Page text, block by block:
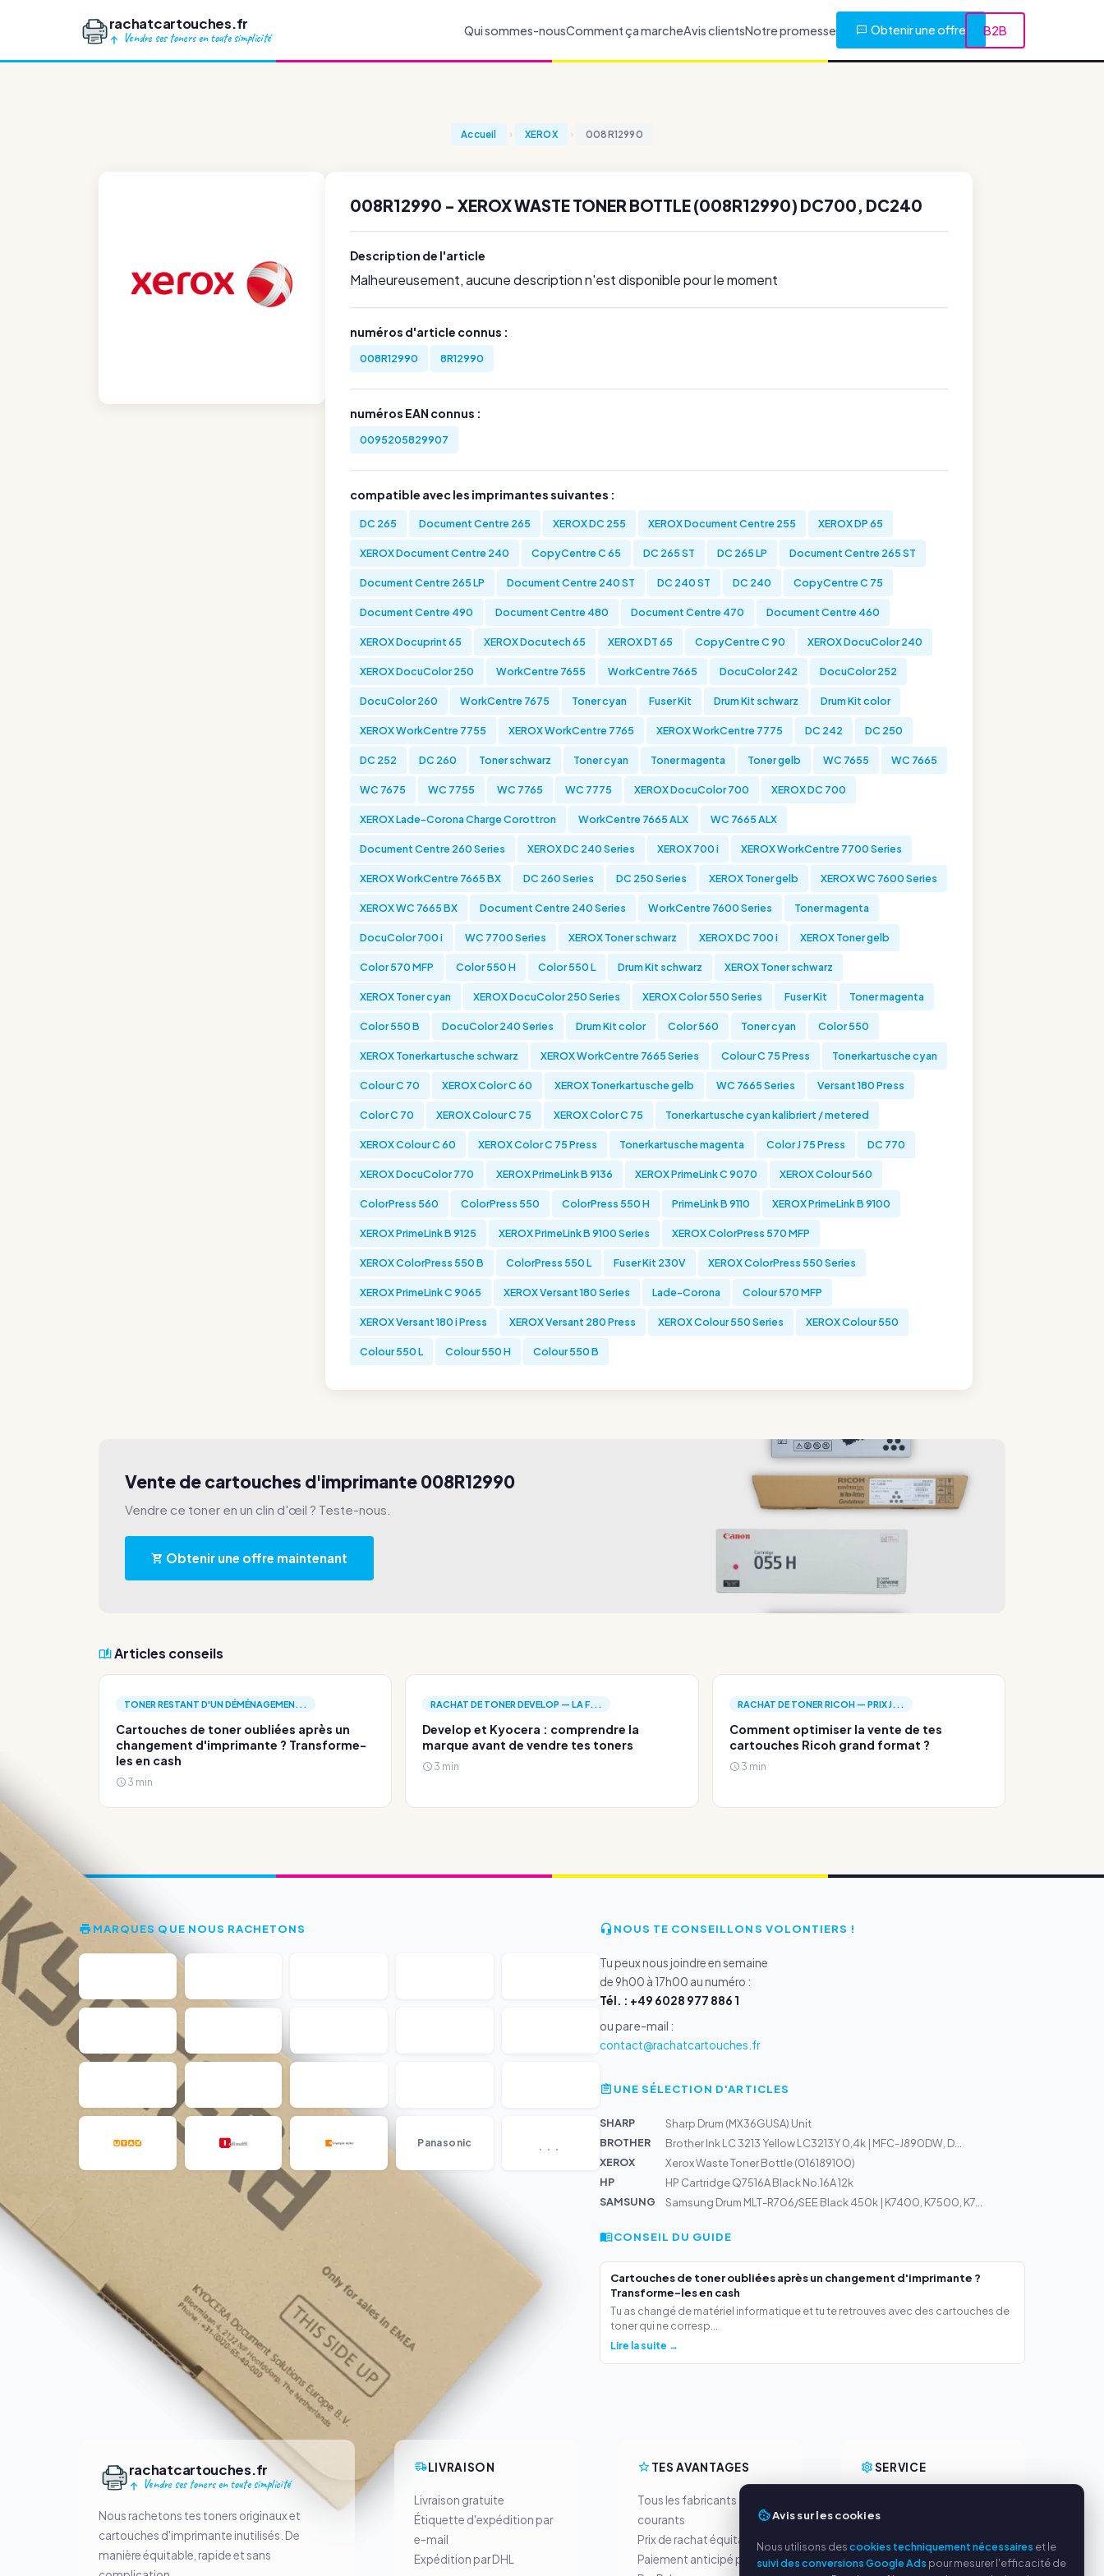
rachatcartouches.fr
Vendre ses toners en toute simplicité
Qui sommes-nousComment ça marcheAvis clientsNotre promesse Obtenir une offre B2B
Accueil XEROX 008R12990
008R12990 - XEROX WASTE TONER BOTTLE (008R12990) DC700, DC240
Description de l'article
Malheureusement, aucune description n'est disponible pour le moment
numéros d'article connus :
008R12990 8R12990
numéros EAN connus :
0095205829907
compatible avec les imprimantes suivantes :
DC 265 Document Centre 265 XEROX DC 255 XEROX Document Centre 255 XEROX DP 65
XEROX Document Centre 240 CopyCentre C 65 DC 265 ST DC 265 LP Document Centre 265 ST
Document Centre 265 LP Document Centre 240 ST DC 240 ST DC 240 CopyCentre C 75
Document Centre 490 Document Centre 480 Document Centre 470 Document Centre 460
XEROX Docuprint 65 XEROX Docutech 65 XEROX DT 65 CopyCentre C 90 XEROX DocuColor 240
XEROX DocuColor 250 WorkCentre 7655 WorkCentre 7665 DocuColor 242 DocuColor 252
DocuColor 260 WorkCentre 7675 Toner cyan Fuser Kit Drum Kit schwarz Drum Kit color
XEROX WorkCentre 7755 XEROX WorkCentre 7765 XEROX WorkCentre 7775 DC 242 DC 250
DC 252 DC 260 Toner schwarz Toner cyan Toner magenta Toner gelb WC 7655 WC 7665
WC 7675 WC 7755 WC 7765 WC 7775 XEROX DocuColor 700 XEROX DC 700
XEROX Lade-Corona Charge Corottron WorkCentre 7665 ALX WC 7665 ALX
Document Centre 260 Series XEROX DC 240 Series XEROX 700 i XEROX WorkCentre 7700 Series
XEROX WorkCentre 7665 BX DC 260 Series DC 250 Series XEROX Toner gelb XEROX WC 7600 Series
XEROX WC 7665 BX Document Centre 240 Series WorkCentre 7600 Series Toner magenta
DocuColor 700 i WC 7700 Series XEROX Toner schwarz XEROX DC 700 i XEROX Toner gelb
Color 570 MFP Color 550 H Color 550 L Drum Kit schwarz XEROX Toner schwarz
XEROX Toner cyan XEROX DocuColor 250 Series XEROX Color 550 Series Fuser Kit Toner magenta
Color 550 B DocuColor 240 Series Drum Kit color Color 560 Toner cyan Color 550
XEROX Tonerkartusche schwarz XEROX WorkCentre 7665 Series Colour C 75 Press Tonerkartusche cyan
Colour C 70 XEROX Color C 60 XEROX Tonerkartusche gelb WC 7665 Series Versant 180 Press
Color C 70 XEROX Colour C 75 XEROX Color C 75 Tonerkartusche cyan kalibriert / metered
XEROX Colour C 60 XEROX Color C 75 Press Tonerkartusche magenta Color J 75 Press DC 770
XEROX DocuColor 770 XEROX PrimeLink B 9136 XEROX PrimeLink C 9070 XEROX Colour 560
ColorPress 560 ColorPress 550 ColorPress 550 H PrimeLink B 9110 XEROX PrimeLink B 9100
XEROX PrimeLink B 9125 XEROX PrimeLink B 9100 Series XEROX ColorPress 570 MFP
XEROX ColorPress 550 B ColorPress 550 L Fuser Kit 230V XEROX ColorPress 550 Series
XEROX PrimeLink C 9065 XEROX Versant 180 Series Lade-Corona Colour 570 MFP
XEROX Versant 180 i Press XEROX Versant 280 Press XEROX Colour 550 Series XEROX Colour 550
Colour 550 L Colour 550 H Colour 550 B
Vente de cartouches d'imprimante 008R12990
Vendre ce toner en un clin d'œil ? Teste-nous.
Obtenir une offre maintenant
Articles conseils
TONER RESTANT D'UN DÉMÉNAGEMEN...
Cartouches de toner oubliées après un
changement d'imprimante ? Transforme-
les en cash
3 min
RACHAT DE TONER DEVELOP — LA F...
Develop et Kyocera : comprendre la
marque avant de vendre tes toners
3 min
RACHAT DE TONER RICOH — PRIX J...
Comment optimiser la vente de tes
cartouches Ricoh grand format ?
3 min
MARQUES QUE NOUS RACHETONS
Panasonic ...
NOUS TE CONSEILLONS VOLONTIERS !
Tu peux nous joindre en semaine
de 9h00 à 17h00 au numéro :
Tél. : +49 6028 977 886 1
ou par e-mail :
contact@rachatcartouches.fr
UNE SÉLECTION D'ARTICLES
SHARP
Sharp Drum (MX36GUSA) Unit
BROTHER
Brother Ink LC 3213 Yellow LC3213Y 0,4k | MFC-J890DW, D...
XEROX
Xerox Waste Toner Bottle (016189100)
HP
HP Cartridge Q7516A Black No.16A 12k
SAMSUNG
Samsung Drum MLT-R706/SEE Black 450k | K7400, K7500, K7...
CONSEIL DU GUIDE
Cartouches de toner oubliées après un changement d'imprimante ?
Transforme-les en cash
Tu as changé de matériel informatique et tu te retrouves avec des cartouches de
toner qui ne corresp...
Lire la suite →
rachatcartouches.fr
Vendre ses toners en toute simplicité
Nous rachetons tes toners originaux et
cartouches d'imprimante inutilisés. De
manière équitable, rapide et sans
LIVRAISON
Livraison gratuite
Étiquette d'expédition par
e-mail
Expédition par DHL
TES AVANTAGES
Tous les fabricants
courants
Prix de rachat équitables
Paiement anticipé par
SERVICE
Politique de confidentialité
Mentions légales
Questions fréquentes
Avis sur les cookies
Nous utilisons descookies techniquement nécessaires et le
suivi des conversions Google Ads pour mesurer l'efficacité de